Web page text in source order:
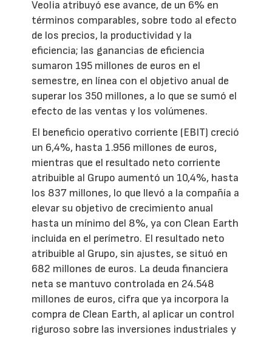
Veolia atribuyó ese avance, de un 6% en
términos comparables, sobre todo al efecto
de los precios, la productividad y la
eficiencia; las ganancias de eficiencia
sumaron 195 millones de euros en el
semestre, en línea con el objetivo anual de
superar los 350 millones, a lo que se sumó el
efecto de las ventas y los volúmenes.
El beneficio operativo corriente (EBIT) creció
un 6,4%, hasta 1.956 millones de euros,
mientras que el resultado neto corriente
atribuible al Grupo aumentó un 10,4%, hasta
los 837 millones, lo que llevó a la compañía a
elevar su objetivo de crecimiento anual
hasta un mínimo del 8%, ya con Clean Earth
incluida en el perímetro. El resultado neto
atribuible al Grupo, sin ajustes, se situó en
682 millones de euros. La deuda financiera
neta se mantuvo controlada en 24.548
millones de euros, cifra que ya incorpora la
compra de Clean Earth, al aplicar un control
riguroso sobre las inversiones industriales y